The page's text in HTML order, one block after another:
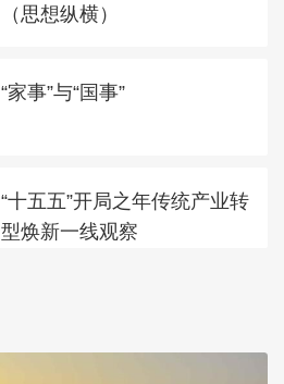
（思想纵横）
“家事”与“国事”
“十五五”开局之年传统产业转
型焕新一线观察